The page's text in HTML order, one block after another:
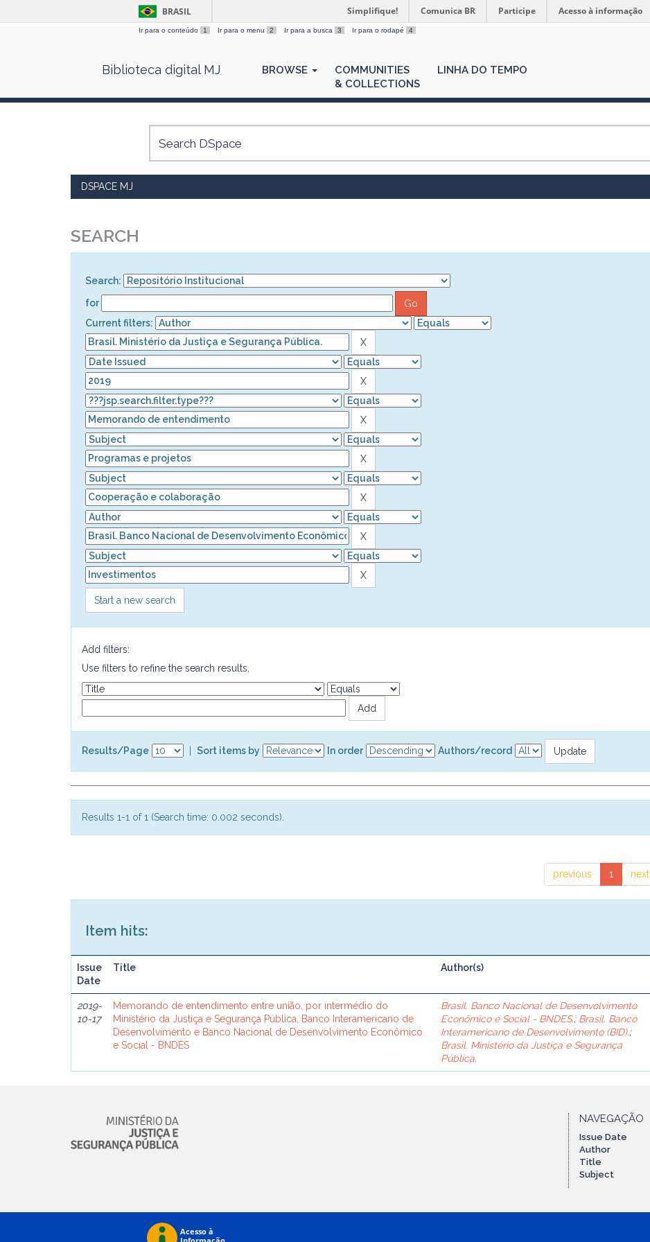
BRASIL Simplifique! Comunica BR Participe Acesso à informação
Ir para o conteúdo 1 Ir para o menu 2 Ir para a busca 3 Ir para o rodapé 4
Biblioteca digital MJ BROWSE
COMMUNITIES
& COLLECTIONS
LINHA DO TEMPO
DSPACE MJ
SEARCH
Search:
for
Current filters:
Start a new search
Add filters:
Use filters to refine the search results.
Results/Page Sort items by In order Authors/record
Results 1-1 of 1 (Search time: 0.002 seconds).
previous 1 next
Item hits:
Issue
Date
Title Author(s)
2019-
10-17
Memorando de entendimento entre união, por intermédio do
Ministério da Justiça e Segurança Pública, Banco Interamericano de
Desenvolvimento e Banco Nacional de Desenvolvimento Econômico
e Social - BNDES
Brasil. Banco Nacional de Desenvolvimento
Econômico e Social - BNDES.; Brasil. Banco
Interamericano de Desenvolvimento (BID).;
Brasil. Ministério da Justiça e Segurança
Pública.
NAVEGAÇÃO
Issue Date
Author
Title
Subject